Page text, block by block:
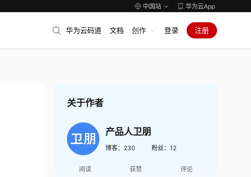
中国站 华为云App
华为云码道 文档 创作 登录 注册
关于作者
产品人卫朋
博客： 230 粉丝： 12
阅读 获赞 评论